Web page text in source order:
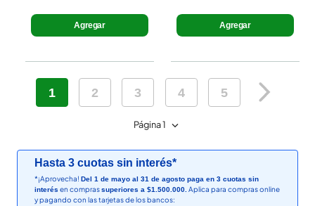
Agregar Agregar
1 2 3 4 5 6
Página 1
Hasta 3 cuotas sin interés*
*¡Aprovecha! Del 1 de mayo al 31 de agosto paga en 3 cuotas sin
interés en comprassuperiores a $1.500.000. Aplica para compras online
y pagando con las tarjetas de los bancos: